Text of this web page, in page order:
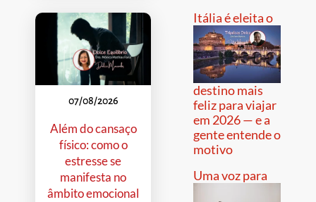
07/08/2026
Além do cansaço
físico: como o
estresse se
manifesta no
âmbito emocional
Itália é eleita o
destino mais
feliz para viajar
em 2026 — e a
gente entende o
motivo
Uma voz para